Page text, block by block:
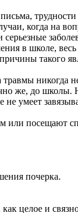
когда на
в школе,
такого
никогда
же, до школы.
умеет
или посещают
почерка.
целое и